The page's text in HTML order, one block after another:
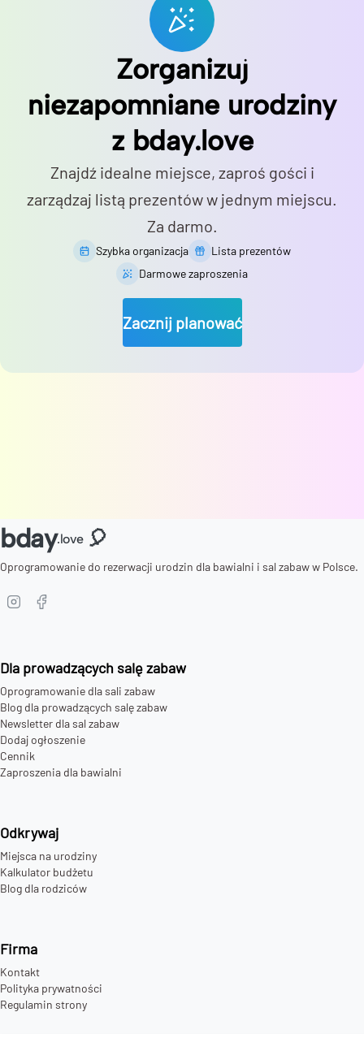
Zorganizuj
niezapomniane urodziny
z bday.love
Znajdź idealne miejsce, zaproś gości i
zarządzaj listą prezentów w jednym miejscu.
Za darmo.
Szybka organizacja
Lista prezentów
Darmowe zaproszenia
Zacznij planować
bday.love 🎈
Oprogramowanie do rezerwacji urodzin dla bawialni i sal zabaw w Polsce.
Dla prowadzących salę zabaw
Oprogramowanie dla sali zabaw
Blog dla prowadzących salę zabaw
Newsletter dla sal zabaw
Dodaj ogłoszenie
Cennik
Zaproszenia dla bawialni
Odkrywaj
Miejsca na urodziny
Kalkulator budżetu
Blog dla rodziców
Firma
Kontakt
Polityka prywatności
Regulamin strony